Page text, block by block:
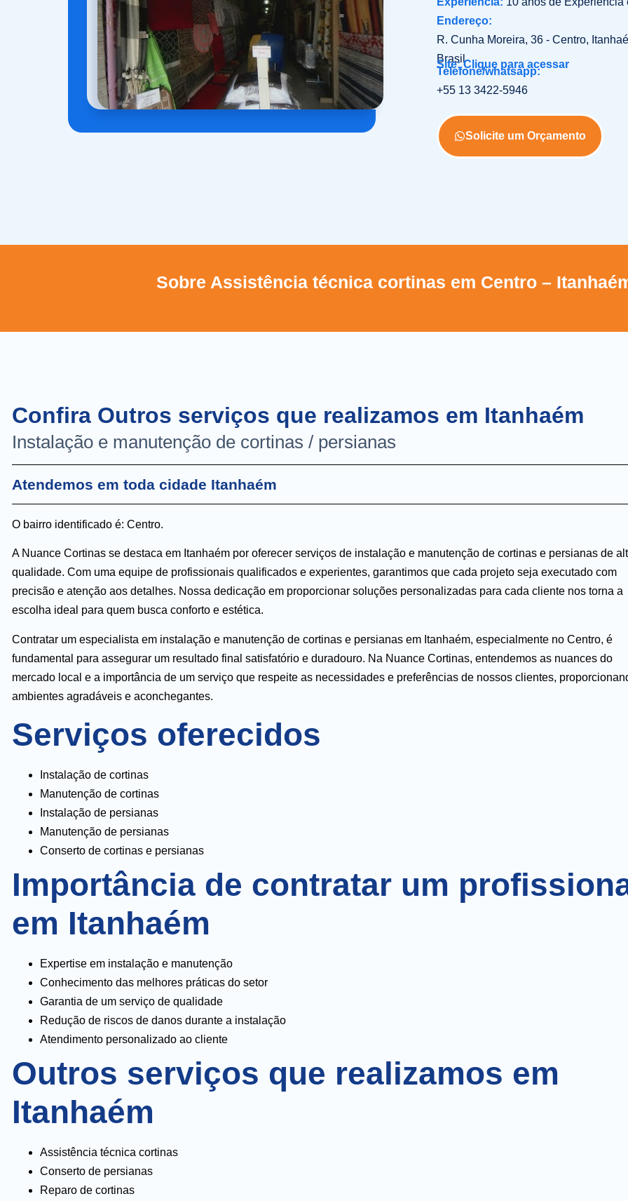
Endereço:
R. Cunha Moreira, 36 - Centro,
Brasil
Site: Clique para acessar
Telefone/whatsapp:
+55 13 3422-5946
Solicite um Orçamento
Sobre Assistência técnica cortinas em Centro –
Confira Outros serviços que realizamos em Itanhaém
Instalação e manutenção de cortinas / persianas
Atendemos em toda cidade Itanhaém
O bairro identificado é: Centro.
A Nuance Cortinas se destaca em Itanhaém por oferecer serviços de instalação e manutenção de cortinas e persianas de
qualidade. Com uma equipe de profissionais qualificados e experientes, garantimos que cada projeto seja executado com
precisão e atenção aos detalhes. Nossa dedicação em proporcionar soluções personalizadas para cada cliente nos torna a
escolha ideal para quem busca conforto e estética.
Contratar um especialista em instalação e manutenção de cortinas e persianas em Itanhaém, especialmente no Centro, é
fundamental para assegurar um resultado final satisfatório e duradouro. Na Nuance Cortinas, entendemos as nuances do
mercado local e a importância de um serviço que respeite as necessidades e preferências de nossos clientes,
ambientes agradáveis e aconchegantes.
Serviços oferecidos
Instalação de cortinas
Manutenção de cortinas
Instalação de persianas
Manutenção de persianas
Conserto de cortinas e persianas
Importância de contratar um
em Itanhaém
Expertise em instalação e manutenção
Conhecimento das melhores práticas do setor
Garantia de um serviço de qualidade
Redução de riscos de danos durante a instalação
Atendimento personalizado ao cliente
Outros serviços que realizamos em
Itanhaém
Assistência técnica cortinas
Conserto de persianas
Reparo de cortinas